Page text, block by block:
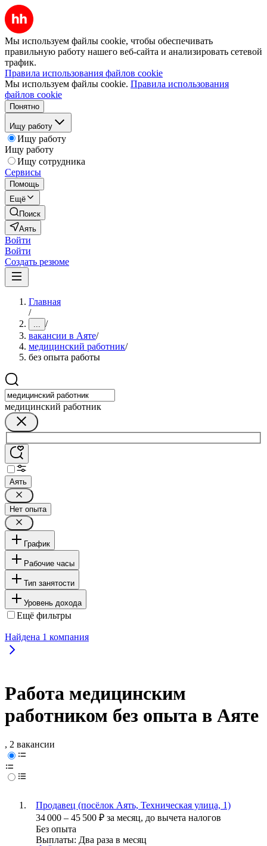
Мы используем файлы cookie, чтобы обеспечивать
правильную работу нашего веб-сайта и анализировать сетевой
трафик.
Правила использования файлов cookie
Мы используем файлы cookie. Правила использования
файлов cookie
Понятно
Ищу работу
Ищу работу
Ищу работу
Ищу сотрудника
Сервисы
Помощь
Ещё
Поиск
Аять
Войти
Войти
Создать резюме
Главная
/
... /
вакансии в Аяте/
медицинский работник/
без опыта работы
медицинский работник
Аять
Нет опыта
График
Рабочие часы
Тип занятости
Уровень дохода
Ещё фильтры
Найдена 1 компания
Работа медицинским
работником без опыта в Аяте
, 2 вакансии
Продавец (посёлок Аять, Техническая улица, 1)
34 000 – 45 500 ₽ за месяц, до вычета налогов
Без опыта
Выплаты: Два раза в месяц